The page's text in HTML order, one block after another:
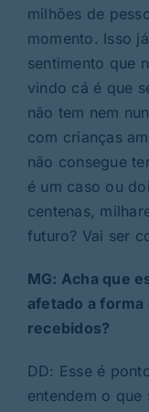
milhões de
momento. Isso
sentimento que
vindo cá é que
não tem nem
com crianças
não consegue
é um caso ou
centenas,
futuro? Vai ser
MG: Acha que
afetado a
recebidos?
DD: Esse é
entendem o que